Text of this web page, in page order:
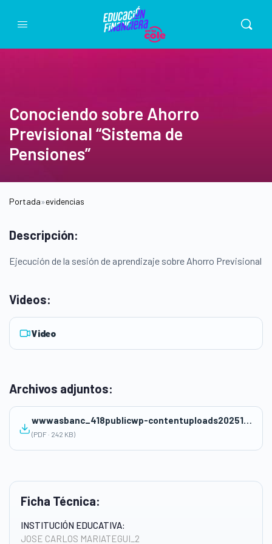
Conociendo sobre Ahorro
Previsional “Sistema de
Pensiones”
Portada»evidencias
Ficha Técnica:
INSTITUCIÓN EDUCATIVA:
JOSE CARLOS MARIATEGUI_2
Descripción:
Ejecución de la sesión de aprendizaje sobre Ahorro Previsional
Videos:
Video
Archivos adjuntos:
wwwasbanc_418publicwp-contentuploads202511Ahorro-Previsional.pdf
(PDF · 242 KB)